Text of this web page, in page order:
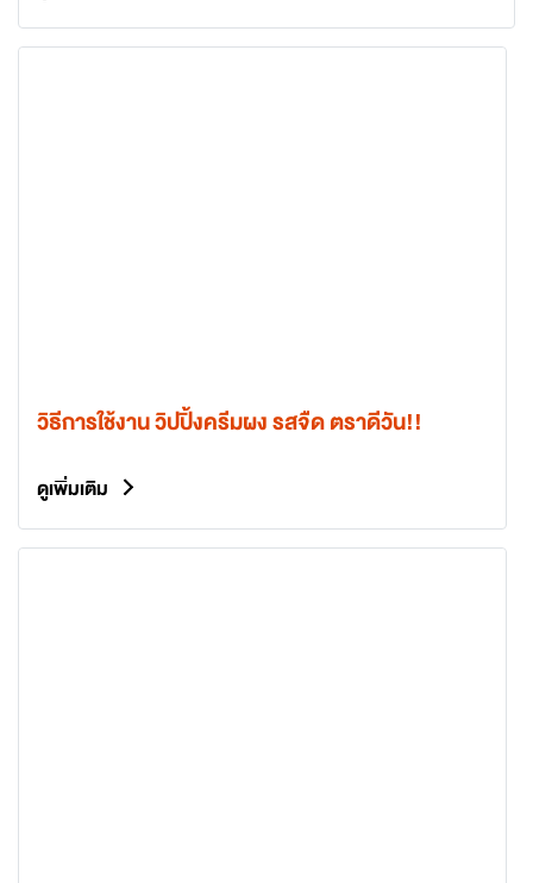
วิธีการใช้งาน วิปปิ้งครีมผง รสจืด ตราดีวัน!!
ดูเพิ่มเติม